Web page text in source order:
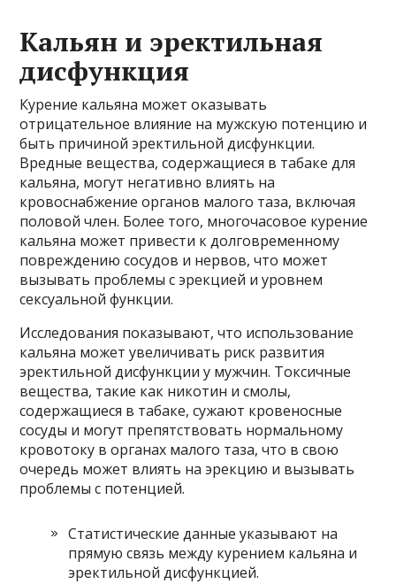
Кальян и эректильная
дисфункция
Курение кальяна может оказывать
отрицательное влияние на мужскую потенцию и
быть причиной эректильной дисфункции.
Вредные вещества, содержащиеся в табаке для
кальяна, могут негативно влиять на
кровоснабжение органов малого таза, включая
половой член. Более того, многочасовое курение
кальяна может привести к долговременному
повреждению сосудов и нервов, что может
вызывать проблемы с эрекцией и уровнем
сексуальной функции.
Исследования показывают, что использование
кальяна может увеличивать риск развития
эректильной дисфункции у мужчин. Токсичные
вещества, такие как никотин и смолы,
содержащиеся в табаке, сужают кровеносные
сосуды и могут препятствовать нормальному
кровотоку в органах малого таза, что в свою
очередь может влиять на эрекцию и вызывать
проблемы с потенцией.
Статистические данные указывают на
прямую связь между курением кальяна и
эректильной дисфункцией.